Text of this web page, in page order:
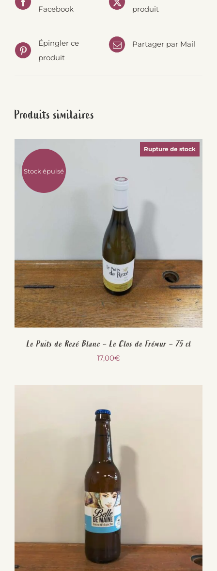
Facebook
produit
Épingler ce
produit
Partager par Mail
Produits similaires
Stock épuisé
Rupture de stock
Le Puits de Rezé Blanc – Le Clos de Frémur – 75 cl
17,00€